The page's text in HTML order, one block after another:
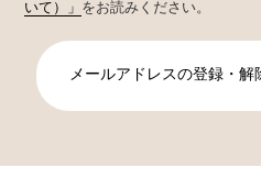
いて）」 をお読みください。
メールアドレスの登録・解